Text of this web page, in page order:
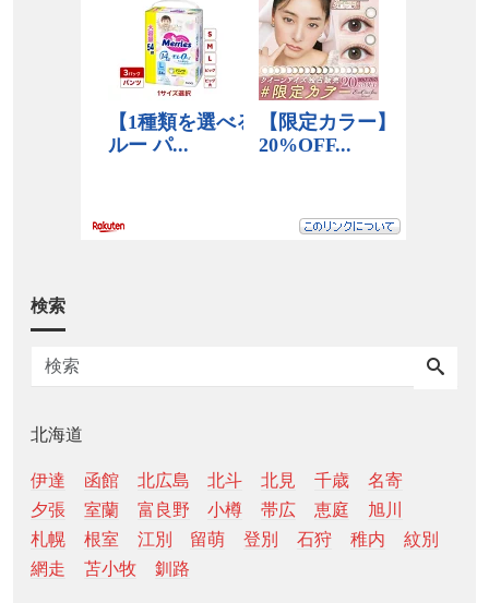
検索
北海道
伊達 函館 北広島 北斗 北見 千歳
名寄
夕張
室蘭 富良野 小樽 帯広 恵庭
旭川
札幌
根室 江別 留萌 登別 石狩 稚内
紋別
網走
苫小牧 釧路